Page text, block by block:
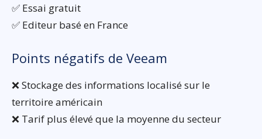
✅ Essai gratuit
✅ Editeur basé en France
Points négatifs de Veeam
❌ Stockage des informations localisé sur le
territoire américain
❌ Tarif plus élevé que la moyenne du secteur